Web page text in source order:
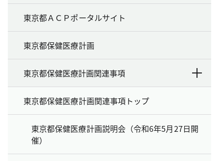
東京都ＡＣＰポータルサイト
東京都保健医療計画
東京都保健医療計画関連事項
東京都保健医療計画関連事項トップ
東京都保健医療計画説明会（令和6年5月27日開
催）